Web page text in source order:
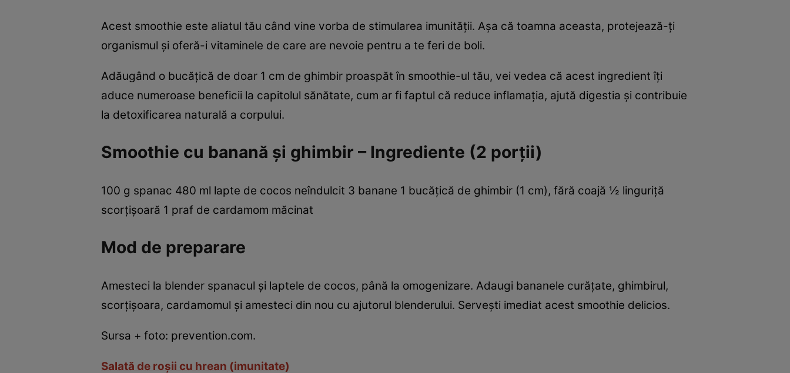
Acest smoothie este aliatul tău când vine vorba de stimularea imunităţii. Aşa că toamna aceasta, protejează-ţi
organismul şi oferă-i vitaminele de care are nevoie pentru a te feri de boli.
Adăugând o bucăţică de doar 1 cm de ghimbir proaspăt în smoothie-ul tău, vei vedea că acest ingredient îţi
aduce numeroase beneficii la capitolul sănătate, cum ar fi faptul că reduce inflamaţia, ajută digestia şi contribuie
la detoxificarea naturală a corpului.
Smoothie cu banană şi ghimbir – Ingrediente (2 porţii)
100 g spanac 480 ml lapte de cocos neîndulcit 3 banane 1 bucăţică de ghimbir (1 cm), fără coajă ½ linguriţă
scorţişoară 1 praf de cardamom măcinat
Mod de preparare
Amesteci la blender spanacul şi laptele de cocos, până la omogenizare. Adaugi bananele curăţate, ghimbirul,
scorţişoara, cardamomul şi amesteci din nou cu ajutorul blenderului. Serveşti imediat acest smoothie delicios.
Sursa + foto: prevention.com.
Salată de roşii cu hrean (imunitate)